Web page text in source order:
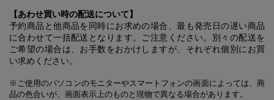
【あわせ買い時の配送について】
予約商品と他商品を同時にお求めの場合、最も発売日の遅い商品
に合わせて一括配送となります。ご注意ください。別々の配送を
ご希望の場合は、お手数をおかけしますが、それぞれ個別にお買
い求めください。
※ご使用のパソコンのモニターやスマートフォンの画面によっては、商
品の色合いが、画面表示上のものと現物で異なる場合があります。